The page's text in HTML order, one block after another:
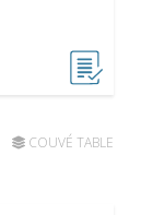
COUVÉ TABLE